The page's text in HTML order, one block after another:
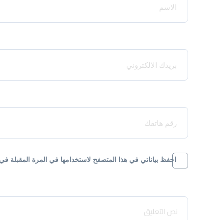
احفظ بياناتي في هذا المتصفح لاستخدامها في المرة المقبلة